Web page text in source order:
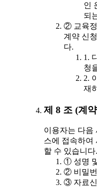
인
되
② 교육정
계약 신
다.
1.
청
2.
재
제 8 조 (계
이용자는 다음
스에 접속하여
할 수 있습니다.
① 성명
② 비밀
③ 자료신